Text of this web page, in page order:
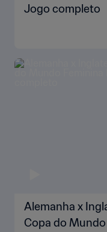
Jogo completo
Alemanha x
Copa do Mundo